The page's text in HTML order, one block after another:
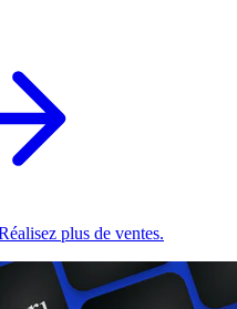
plus de ventes.